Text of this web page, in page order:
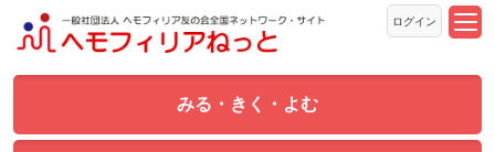
ログイン
みる・きく・よむ